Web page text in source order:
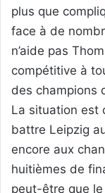
plus que
face à de
n’aide pas
compétitive à
des champions
La situation est
battre Leipzig
encore aux
huitièmes de
peut-être que